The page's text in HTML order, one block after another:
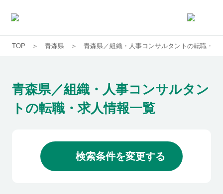
求人一覧
企業一覧
お気に入り求人
TOP 青森県 青森県／組織・人事コンサルタントの転職・求
青森県／組織・人事コンサルタン
トの転職・求人情報一覧
検索条件を変更する